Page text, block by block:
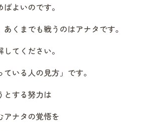
よいのです。
くまでも戦うのはアナタです。
てください。
ている人の見方」です。
とする努力は
アナタの覚悟を